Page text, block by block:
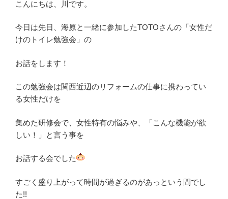
こんにちは、川です。
今日は先日、海原と一緒に参加したTOTOさんの「女性だ
けのトイレ勉強会」の
お話をします！
この勉強会は関西近辺のリフォームの仕事に携わってい
る女性だけを
集めた研修会で、女性特有の悩みや、「こんな機能が欲
しい！」と言う事を
お話する会でした
すごく盛り上がって時間が過ぎるのがあっという間でし
た!!